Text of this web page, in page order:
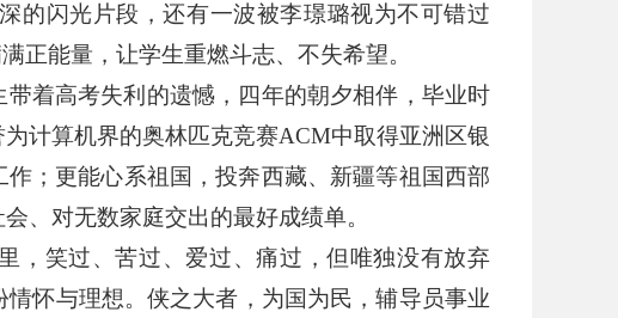
的闪光片段，还有一波被李璟璐视为不可错过
正能量，让学生重燃斗志、不失希望。
着高考失利的遗憾，四年的朝夕相伴，毕业时
计算机界的奥林匹克竞赛ACM中取得亚洲区银
作；更能心系祖国，投奔西藏、新疆等祖国西部
、对无数家庭交出的最好成绩单。
，笑过、苦过、爱过、痛过，但唯独没有放弃
怀与理想。侠之大者，为国为民，辅导员事业